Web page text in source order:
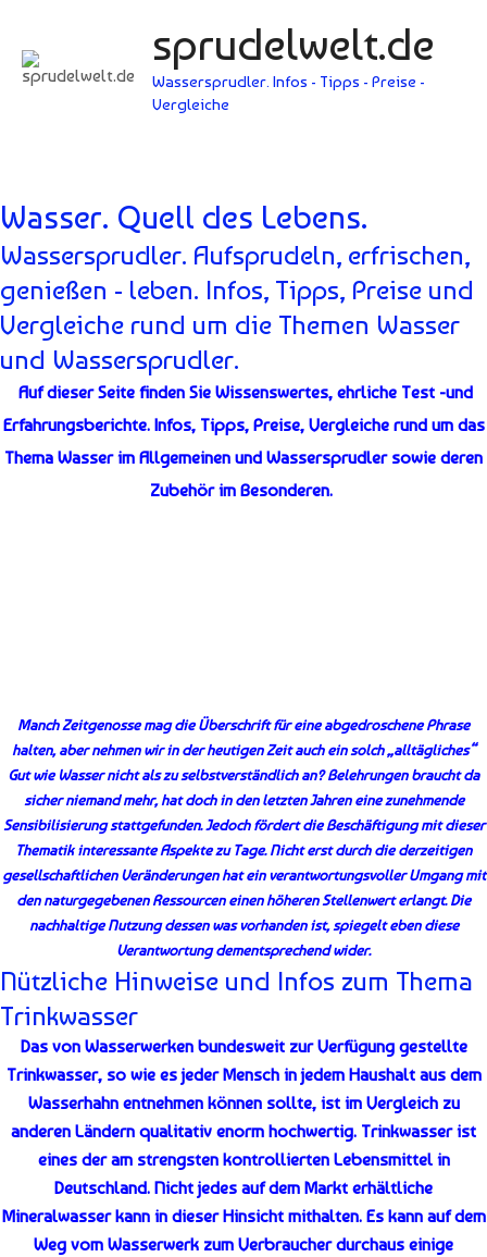
sprudelwelt.de
Wassersprudler. Infos - Tipps - Preise -
Vergleiche
Wasser. Quell des Lebens.
Wassersprudler. Aufsprudeln, erfrischen,
genießen - leben. Infos, Tipps, Preise und
Vergleiche rund um die Themen Wasser
und Wassersprudler.
Auf dieser Seite finden Sie Wissenswertes, ehrliche Test -und
Erfahrungsberichte. Infos, Tipps, Preise, Vergleiche rund um das
Thema Wasser im Allgemeinen und Wassersprudler sowie deren
Zubehör im Besonderen.
Manch Zeitgenosse mag die Überschrift für eine abgedroschene Phrase
halten, aber nehmen wir in der heutigen Zeit auch ein solch „alltägliches“
Gut wie Wasser nicht als zu selbstverständlich an? Belehrungen braucht da
sicher niemand mehr, hat doch in den letzten Jahren eine zunehmende
Sensibilisierung stattgefunden. Jedoch fördert die Beschäftigung mit dieser
Thematik interessante Aspekte zu Tage. Nicht erst durch die derzeitigen
gesellschaftlichen Veränderungen hat ein verantwortungsvoller Umgang mit
den naturgegebenen Ressourcen einen höheren Stellenwert erlangt. Die
nachhaltige Nutzung dessen was vorhanden ist, spiegelt eben diese
Verantwortung dementsprechend wider.
Nützliche Hinweise und Infos zum Thema
Trinkwasser
Das von Wasserwerken bundesweit zur Verfügung gestellte
Trinkwasser, so wie es jeder Mensch in jedem Haushalt aus dem
Wasserhahn entnehmen können sollte, ist im Vergleich zu
anderen Ländern qualitativ enorm hochwertig. Trinkwasser ist
eines der am strengsten kontrollierten Lebensmittel in
Deutschland. Nicht jedes auf dem Markt erhältliche
Mineralwasser kann in dieser Hinsicht mithalten. Es kann auf dem
Weg vom Wasserwerk zum Verbraucher durchaus einige